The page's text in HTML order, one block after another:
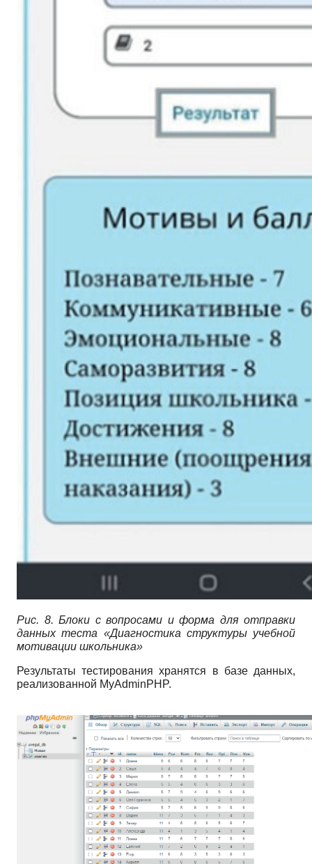
Рис. 8. Блоки с вопросами и форма для отправки
данных теста «Диагностика структуры учебной
мотивации школьника»
Результаты тестирования хранятся в базе данных,
реализованной MyAdminPHP.